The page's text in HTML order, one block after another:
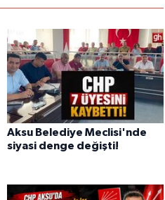
Aksu Belediye Meclisi'nde
siyasi denge değişti!